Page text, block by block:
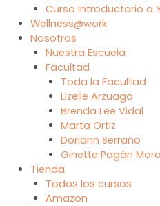
Curso Introductorio a
Wellness@work
Nosotros
Nuestra Escuela
Facultad
Toda la Facultad
Lizelle Arzuaga
Brenda Lee Vidal
Marta Ortiz
Doriann Serrano
Ginette Pagán
Tienda
Todos los cursos
Amazon